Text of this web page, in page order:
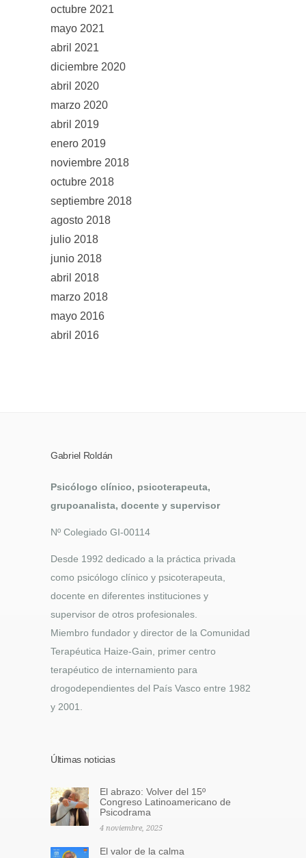
octubre 2021
mayo 2021
abril 2021
diciembre 2020
abril 2020
marzo 2020
abril 2019
enero 2019
noviembre 2018
octubre 2018
septiembre 2018
agosto 2018
julio 2018
junio 2018
abril 2018
marzo 2018
mayo 2016
abril 2016
Gabriel Roldán
Psicólogo clínico, psicoterapeuta,
grupoanalista, docente y supervisor
Nº Colegiado GI-00114
Desde 1992 dedicado a la práctica privada
como psicólogo clínico y psicoterapeuta,
docente en diferentes instituciones y
supervisor de otros profesionales.
Miembro fundador y director de la Comunidad
Terapéutica Haize-Gain, primer centro
terapéutico de internamiento para
drogodependientes del País Vasco entre 1982
y 2001.
Últimas noticias
El abrazo: Volver del 15º
Congreso Latinoamericano de
Psicodrama
4 noviembre, 2025
El valor de la calma